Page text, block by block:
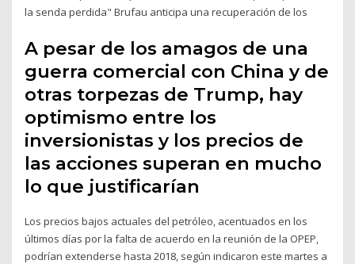
la senda perdida" Brufau anticipa una recuperación de los
A pesar de los amagos de una
guerra comercial con China y de
otras torpezas de Trump, hay
optimismo entre los
inversionistas y los precios de
las acciones superan en mucho
lo que justificarían
Los precios bajos actuales del petróleo, acentuados en los
últimos días por la falta de acuerdo en la reunión de la OPEP,
podrían extenderse hasta 2018, según indicaron este martes a